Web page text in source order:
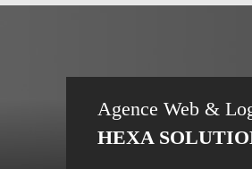
Agence Web &
HEXA